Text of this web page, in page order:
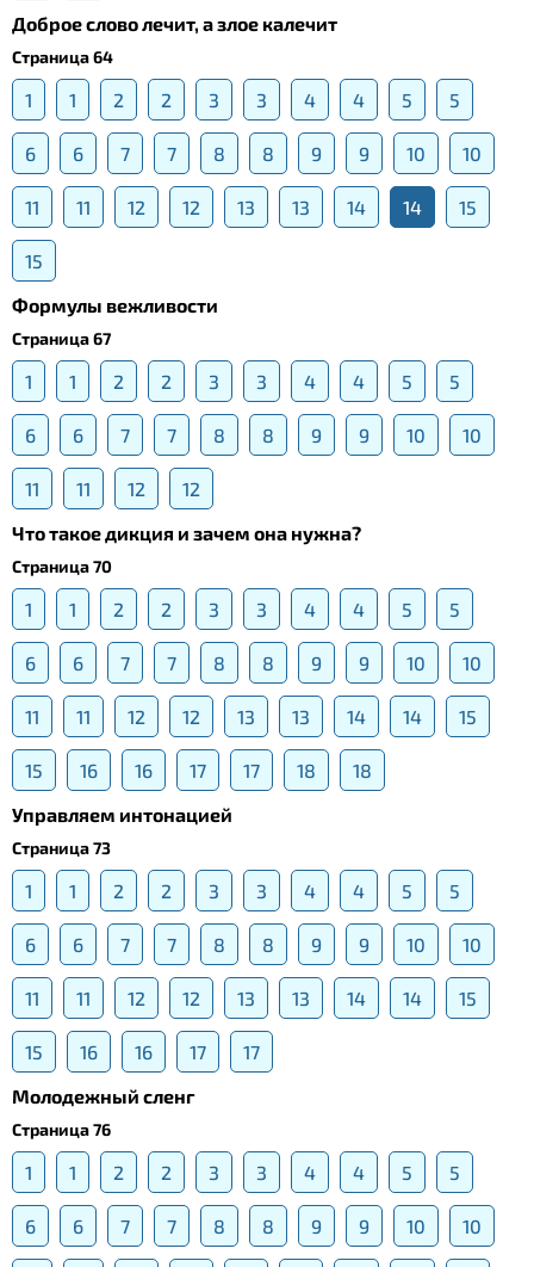
Доброе слово лечит, а злое калечит
Страница 64
1 1 2 2 3 3 4 4 5 5
6 6 7 7 8 8 9 9 10 10
11 11 12 12 13 13 14 14 15
15
Формулы вежливости
Страница 67
1 1 2 2 3 3 4 4 5 5
6 6 7 7 8 8 9 9 10 10
11 11 12
12
Что такое дикция и зачем она нужна?
Страница 70
1 1 2 2 3 3 4 4 5 5
6 6 7 7 8 8 9 9 10 10
11 11 12 12 13 13 14 14 15
15 16 16 17 17 18
18
Управляем интонацией
Страница 73
1 1 2 2 3 3 4 4 5 5
6 6 7 7 8 8 9 9 10 10
11 11 12 12 13 13 14 14 15
15 16 16 17
17
Молодежный сленг
Страница 76
1 1 2 2 3 3 4 4 5 5
6 6 7 7 8 8 9 9 10 10